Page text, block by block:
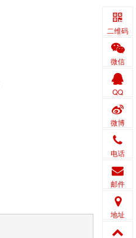
二维码
微信
QQ
微博
电话
邮件
地址